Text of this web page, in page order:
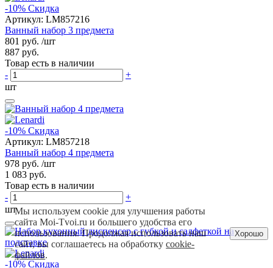
-10% Скидка
Артикул: LM857216
Ванный набор 3 предмета
801 руб. /шт
887 руб.
Товар есть в наличии
-
+
шт
-10% Скидка
Артикул: LM857218
Ванный набор 4 предмета
978 руб. /шт
1 083 руб.
Товар есть в наличии
-
+
шт
-10% Скидка
Мы используем cookie для улучшения работы
сайта Moi-Tvoi.ru и большего удобства его
использования. Продолжая использовать наш
сайт, вы соглашаетесь на обработкуcookie-
файлов.
Хорошо